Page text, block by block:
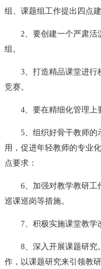
组、课题组工作提出四点建
2、要创建一个严肃
组。
3、打造精品课堂进行
竞赛。
4、要在精细化管理上
5、组织好骨干教师
用，促进年轻教师的专业
点要求：
6、加强对教学教研工
巡课巡岗等措施。
7、积极实施课堂教学
8、深入开展课题研究
作，以课题研究来引领教研